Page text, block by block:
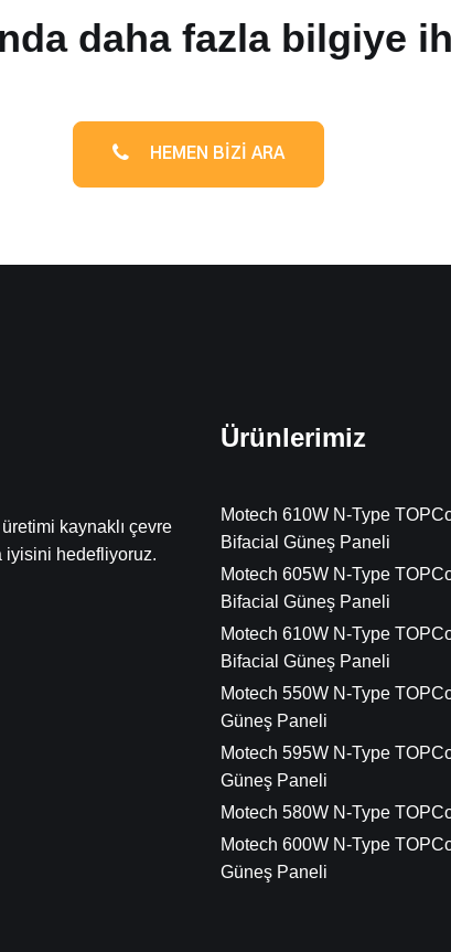
daha fazla bilgiye
HEMEN BIZI ARA
kaynaklı çevre
iyisini hedefliyoruz.
Ürünlerimiz
Motech 610W N-Type
Bifacial Güneş Paneli
Motech 605W N-Type
Bifacial Güneş Paneli
Motech 610W N-Type
Bifacial Güneş Paneli
Motech 550W N-Type
Güneş Paneli
Motech 595W N-Type
Güneş Paneli
Motech 580W N-Type
Motech 600W N-Type
Güneş Paneli